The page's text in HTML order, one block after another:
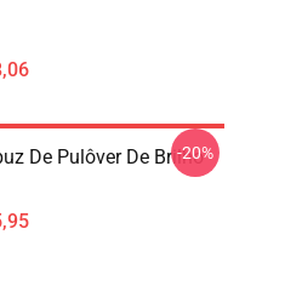
De Pulôver De Brilho
-20%